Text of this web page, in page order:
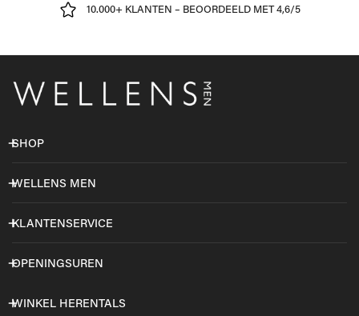
10.000+ KLANTEN – BEOORDEELD MET 4,6/5
SHOP
WELLENS MEN
KLANTENSERVICE
OPENINGSUREN
WINKEL HERENTALS